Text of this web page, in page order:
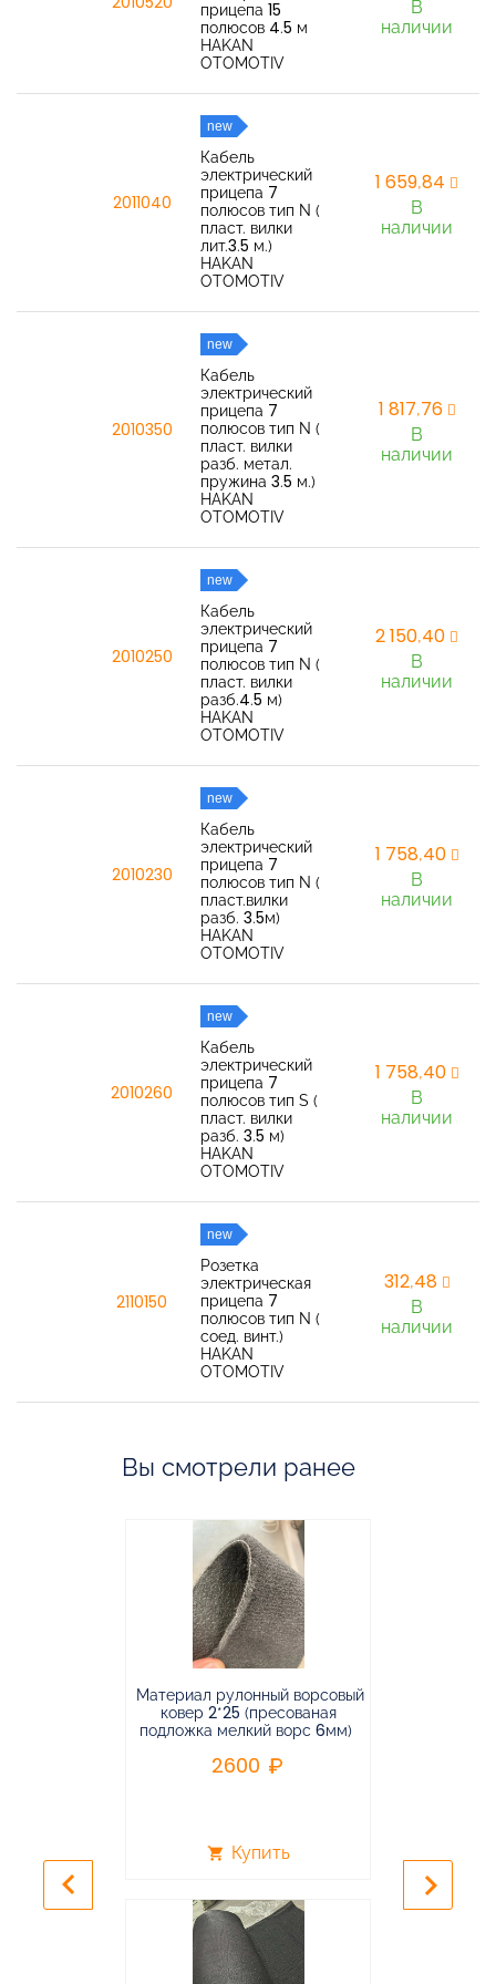
прицепа 15
полюсов 4.5 м
HAKAN
OTOMOTIV
В
наличии
2011040
new
Кабель
электрический
прицепа 7
полюсов тип N (
пласт. вилки
лит.3.5 м.)
HAKAN
OTOMOTIV
1 659,84
В
наличии
2010350
new
Кабель
электрический
прицепа 7
полюсов тип N (
пласт. вилки
разб. метал.
пружина 3.5 м.)
HAKAN
OTOMOTIV
1 817,76
В
наличии
2010250
new
Кабель
электрический
прицепа 7
полюсов тип N (
пласт. вилки
разб.4.5 м)
HAKAN
OTOMOTIV
2 150,40
В
наличии
2010230
new
Кабель
электрический
прицепа 7
полюсов тип N (
пласт.вилки
разб. 3.5м)
HAKAN
OTOMOTIV
1 758,40
В
наличии
2010260
new
Кабель
электрический
прицепа 7
полюсов тип S (
пласт. вилки
разб. 3.5 м)
HAKAN
OTOMOTIV
1 758,40
В
наличии
2110150
new
Розетка
электрическая
прицепа 7
полюсов тип N (
соед. винт.)
HAKAN
OTOMOTIV
312,48
В
наличии
Вы смотрели ранее
Материал рулонный ворсовый
ковер 2*25 (пресованая
подложка мелкий ворс 6мм)
2600
shopping_cart Купить
keyboard_arrow_left keyboard_arrow_right